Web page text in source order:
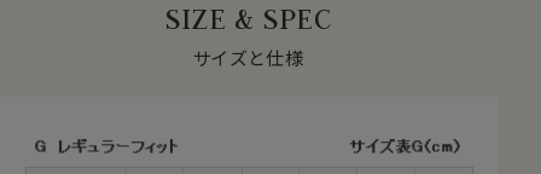
●使用生地について＝フレンチリネン
フランス産の上質リネンを使用したフレンチリネンは適度
一部の麻にみられるチクチクした感じを排除しておりま
す。
SIZE & SPEC
サイズと仕様